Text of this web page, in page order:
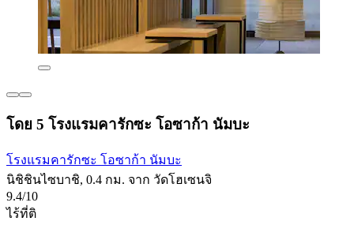
โดย 5 โรงแรมคารักซะ โอซาก้า นัมบะ
โรงแรมคารักซะ โอซาก้า นัมบะ
นิชิชินไซบาชิ, 0.4 กม. จาก วัดโฮเซนจิ
9.4/10
ไร้ที่ติ